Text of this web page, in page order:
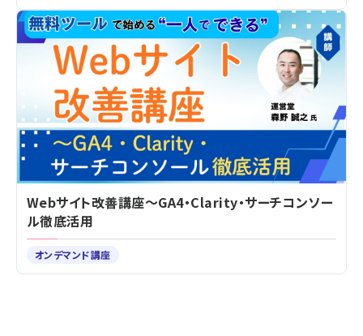
Webサイト改善講座～GA4・Clarity・サーチコンソー
ル徹底活用
オンデマンド講座